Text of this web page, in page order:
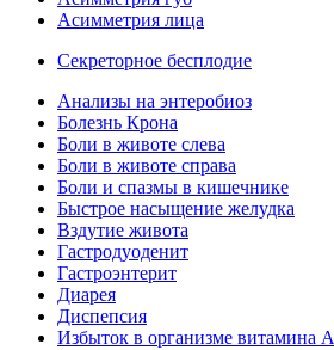
Асимметрия лица
Секреторное бесплодие
Анализы на энтеробиоз
Болезнь Крона
Боли в животе слева
Боли в животе справа
Боли и спазмы в кишечнике
Быстрое насыщение желудка
Вздутие живота
Гастродуоденит
Гастроэнтерит
Диарея
Диспепсия
Избыток в организме витамина А